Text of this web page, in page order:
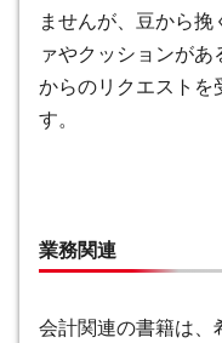
ませんが、豆から
ァやクッションが
からのリクエストを
す。
業務関連
会計関連の書籍は、